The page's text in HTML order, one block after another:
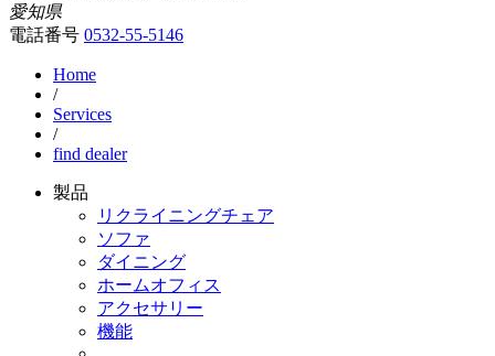
愛知県
電話番号 0532-55-5146
Home
/
Services
/
find dealer
製品
リクライニングチェア
ソファ
ダイニング
ホームオフィス
アクセサリー
機能